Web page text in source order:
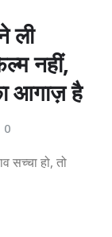
ली
नहीं,
आगाज़ है
0
सच्चा हो, तो